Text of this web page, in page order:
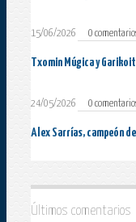
15/06/2026 0
Txomin Múgica y
24/05/2026 0
Alex Sarrías, campeón
Últimos comentarios